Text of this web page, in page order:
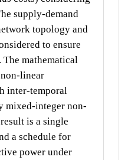
supply-demand
topology and
to ensure
mathematical
linear
inter-temporal
mixed-integer non-
is a single
a schedule for
power under